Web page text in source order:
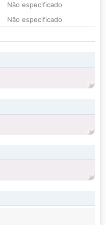
Não especificado
Não especificado